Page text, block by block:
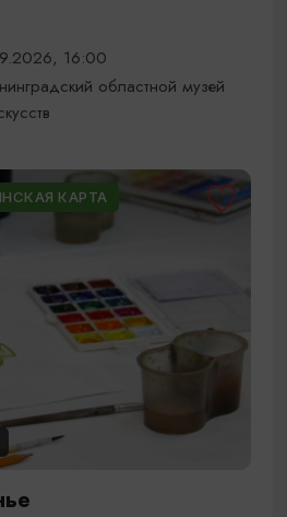
16:00
областной музей
КАРТА